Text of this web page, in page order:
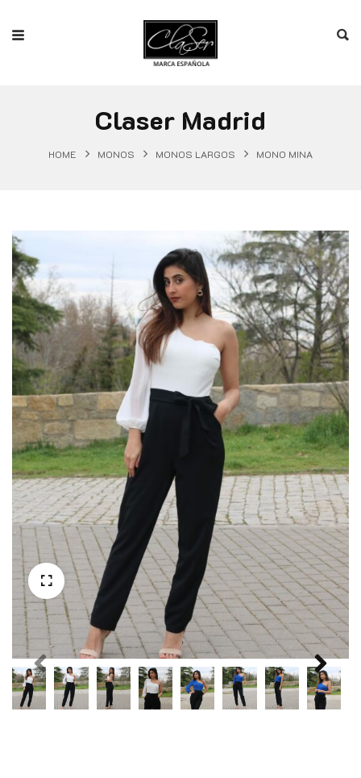
Claser Madrid
HOME MONOS MONOS LARGOS MONO MINA